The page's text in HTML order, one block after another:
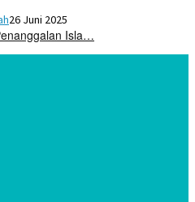
26 Juni 2025
Isla…